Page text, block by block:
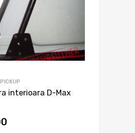
interioara D-Max